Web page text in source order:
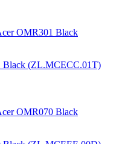
Black (ZL.MCECC.01T)